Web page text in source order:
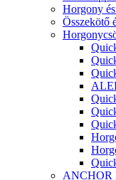
Horgony
Összekötő
ANCHOR